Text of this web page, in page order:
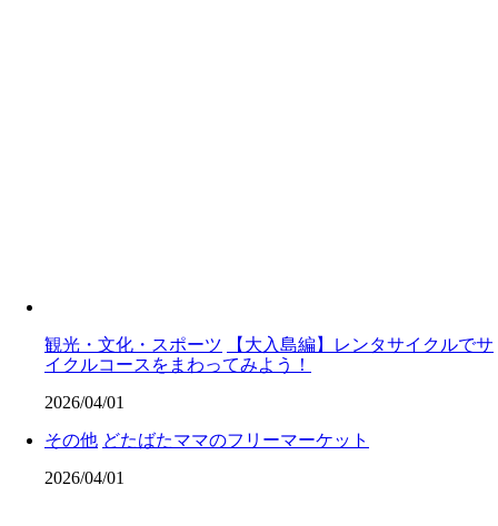
観光・文化・スポーツ
【大入島編】レンタサイクルでサ
イクルコースをまわってみよう！
2026/04/01
その他 どたばたママのフリーマーケット
2026/04/01